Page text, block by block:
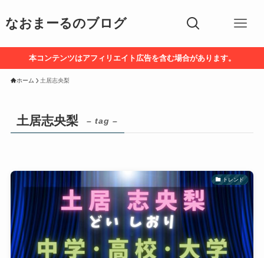
なおまーるのブログ
本コンテンツはアフィリエイト広告を含む場合があります。
ホーム 土居志央梨
土居志央梨 – tag –
トレンド